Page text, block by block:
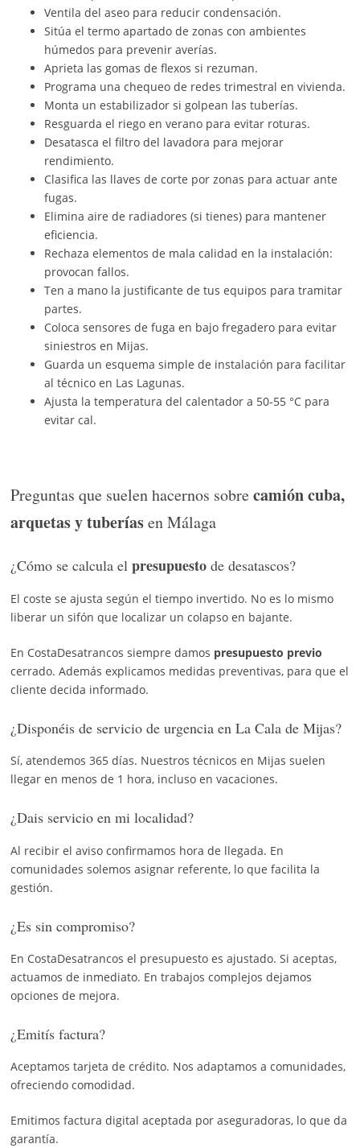
Ventila del aseo para reducir condensación.
Sitúa el termo apartado de zonas con ambientes
húmedos para prevenir averías.
Aprieta las gomas de flexos si rezuman.
Programa una chequeo de redes trimestral en vivienda.
Monta un estabilizador si golpean las tuberías.
Resguarda el riego en verano para evitar roturas.
Desatasca el filtro del lavadora para mejorar
rendimiento.
Clasifica las llaves de corte por zonas para actuar ante
fugas.
Elimina aire de radiadores (si tienes) para mantener
eficiencia.
Rechaza elementos de mala calidad en la instalación:
provocan fallos.
Ten a mano la justificante de tus equipos para tramitar
partes.
Coloca sensores de fuga en bajo fregadero para evitar
siniestros en Mijas.
Guarda un esquema simple de instalación para facilitar
al técnico en Las Lagunas.
Ajusta la temperatura del calentador a 50-55 °C para
evitar cal.
Preguntas que suelen hacernos sobrecamión cuba,
arquetas y tuberíasen Málaga
¿Cómo se calcula el presupuestode desatascos?
El coste se ajusta según el tiempo invertido. No es lo mismo
liberar un sifón que localizar un colapso en bajante.
En CostaDesatrancos siempre damos presupuesto previo
cerrado. Además explicamos medidas preventivas, para que el
cliente decida informado.
¿Disponéis de servicio de urgencia en La Cala de Mijas?
Sí, atendemos 365 días. Nuestros técnicos en Mijas suelen
llegar en menos de 1 hora, incluso en vacaciones.
¿Dais servicio en mi localidad?
Al recibir el aviso confirmamos hora de llegada. En
comunidades solemos asignar referente, lo que facilita la
gestión.
¿Es sin compromiso?
En CostaDesatrancos el presupuesto es ajustado. Si aceptas,
actuamos de inmediato. En trabajos complejos dejamos
opciones de mejora.
¿Emitís factura?
Aceptamos tarjeta de crédito. Nos adaptamos a comunidades,
ofreciendo comodidad.
Emitimos factura digital aceptada por aseguradoras, lo que da
garantía.